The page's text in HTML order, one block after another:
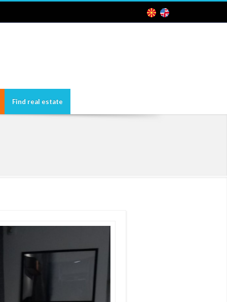
Find real estate